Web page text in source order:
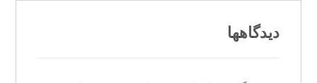
دیدگاهها